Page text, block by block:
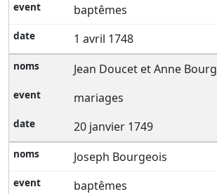
baptêmes
1 avril 1748
Jean Doucet et Anne Bourg
mariages
20 janvier 1749
Joseph Bourgeois
baptêmes